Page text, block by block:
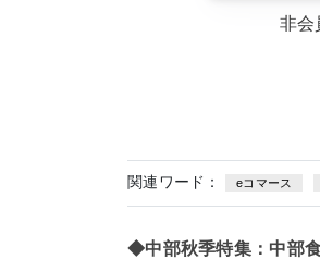
非会
関連ワード： eコマース
◆中部秋季特集：中部